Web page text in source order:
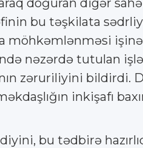
doğuran digər
bu təşkilata
möhkəmlənməsi
nəzərdə tutulan
zəruriliyini bildirdi.
inkişafı
bu tədbirə